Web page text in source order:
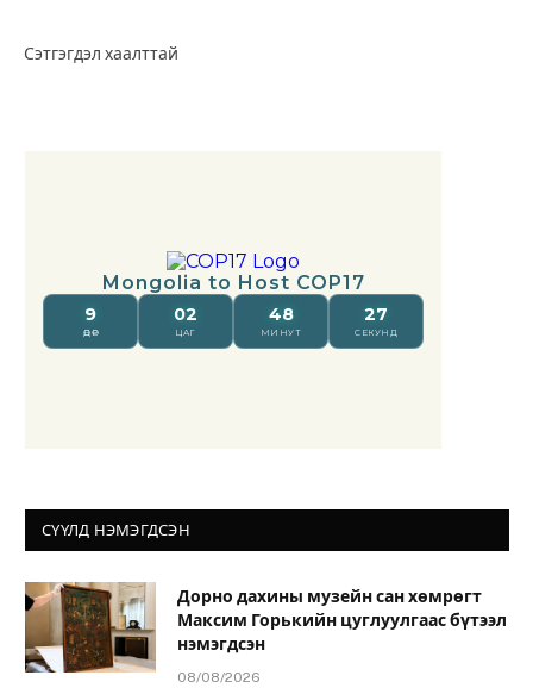
Сэтгэгдэл хаалттай
СҮҮЛД НЭМЭГДСЭН
Дорно дахины музейн сан хөмрөгт
Максим Горькийн цуглуулгаас бүтээл
нэмэгдсэн
08/08/2026